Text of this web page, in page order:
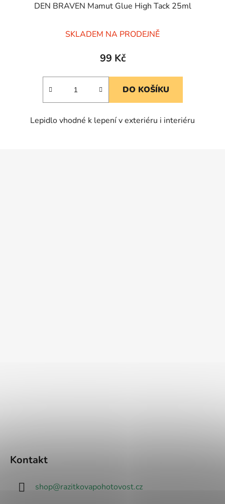
DEN BRAVEN Mamut Glue High Tack 25ml
hodnocení
produktu
5,0
hvězdiček.
SKLADEM NA PRODEJNĚ
99 Kč
DO KOŠÍKU
Lepidlo vhodné k lepení v exteriéru i interiéru
Kontakt
shop@razitkovapohotovost.cz